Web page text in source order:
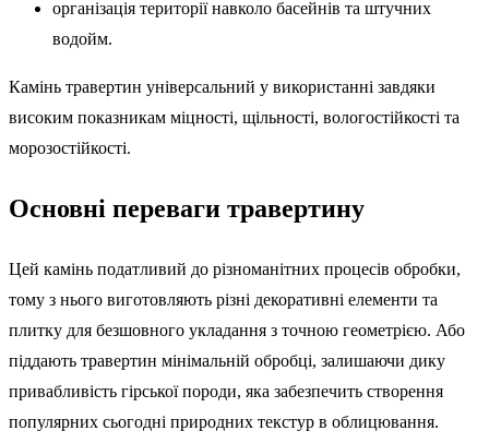
організація території навколо басейнів та штучних
водойм.
Камінь травертин універсальний у використанні завдяки
високим показникам міцності, щільності, вологостійкості та
морозостійкості.
Основні переваги травертину
Цей камінь податливий до різноманітних процесів обробки,
тому з нього виготовляють різні декоративні елементи та
плитку для безшовного укладання з точною геометрією. Або
піддають травертин мінімальній обробці, залишаючи дику
привабливість гірської породи, яка забезпечить створення
популярних сьогодні природних текстур в облицювання.